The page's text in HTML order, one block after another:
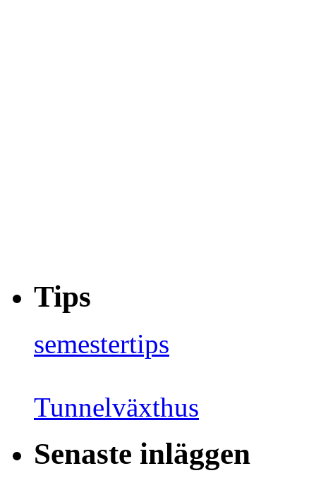
Tips
semestertips
Tunnelväxthus
Senaste inläggen